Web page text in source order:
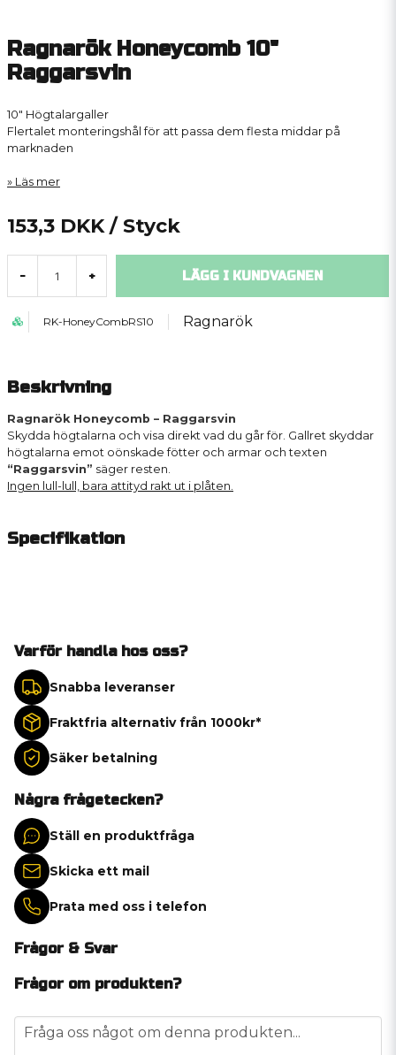
Ragnarök Honeycomb 10"
Raggarsvin
10" Högtalargaller
Flertalet monteringshål för att passa dem flesta middar på
marknaden
Läs mer
153,3 DKK / Styck
- + LÄGG I KUNDVAGNEN
RK-HoneyCombRS10 Ragnarök
Beskrivning
Ragnarök Honeycomb – Raggarsvin
Skydda högtalarna och visa direkt vad du går för. Gallret skyddar
högtalarna emot oönskade fötter och armar och texten
“Raggarsvin” säger resten.
Ingen lull-lull, bara attityd rakt ut i plåten.
Specifikation
Varför handla hos oss?
Snabba leveranser
Fraktfria alternativ från 1000kr*
Säker betalning
Några frågetecken?
Ställ en produktfråga
Skicka ett mail
Prata med oss i telefon
Frågor & Svar
Frågor om produkten?
question
Fråga oss något om denna produkten...